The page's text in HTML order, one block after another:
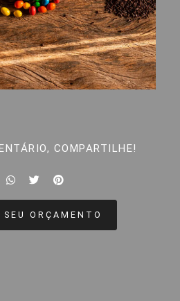
COMPARTILHE!
ORÇAMENTO